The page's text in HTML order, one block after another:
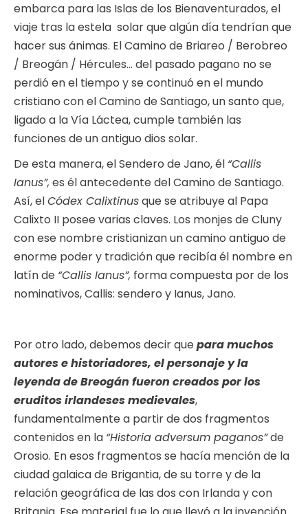
embarca para las Islas de los Bienaventurados, el
viaje tras la estela solar que algún día tendrían que
hacer sus ánimas. El Camino de Briareo / Berobreo
/ Breogán / Hércules… del pasado pagano no se
perdió en el tiempo y se continuó en el mundo
cristiano con el Camino de Santiago, un santo que,
ligado a la Vía Láctea, cumple también las
funciones de un antiguo dios solar.
De esta manera, el Sendero de Jano, él “Callis
Ianus”, es él antecedente del Camino de Santiago.
Así, elCódex Calixtinusque se atribuye al Papa
Calixto II posee varias claves. Los monjes de Cluny
con ese nombre cristianizan un camino antiguo de
enorme poder y tradición que recibía él nombre en
latín de “Callis Ianus”, forma compuesta por de los
nominativos, Callis: sendero y Ianus, Jano.
Por otro lado, debemos decir quepara muchos
autores e historiadores, el personaje y la
leyenda de Breogán fueron creados por los
eruditos irlandeses medievales,
fundamentalmente a partir de dos fragmentos
contenidos en la “Historia adversum paganos”de
Orosio. En esos fragmentos se hacía mención de la
ciudad galaica de Brigantia, de su torre y de la
relación geográfica de las dos con Irlanda y con